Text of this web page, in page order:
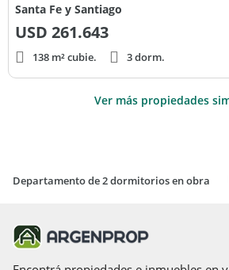
Santa Fe y Santiago
USD 261.643
138 m² cubie. 3 dorm.
Ver más propiedades
Departamento de 2 dormitorios en obra